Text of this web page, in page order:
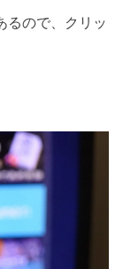
るので、クリッ